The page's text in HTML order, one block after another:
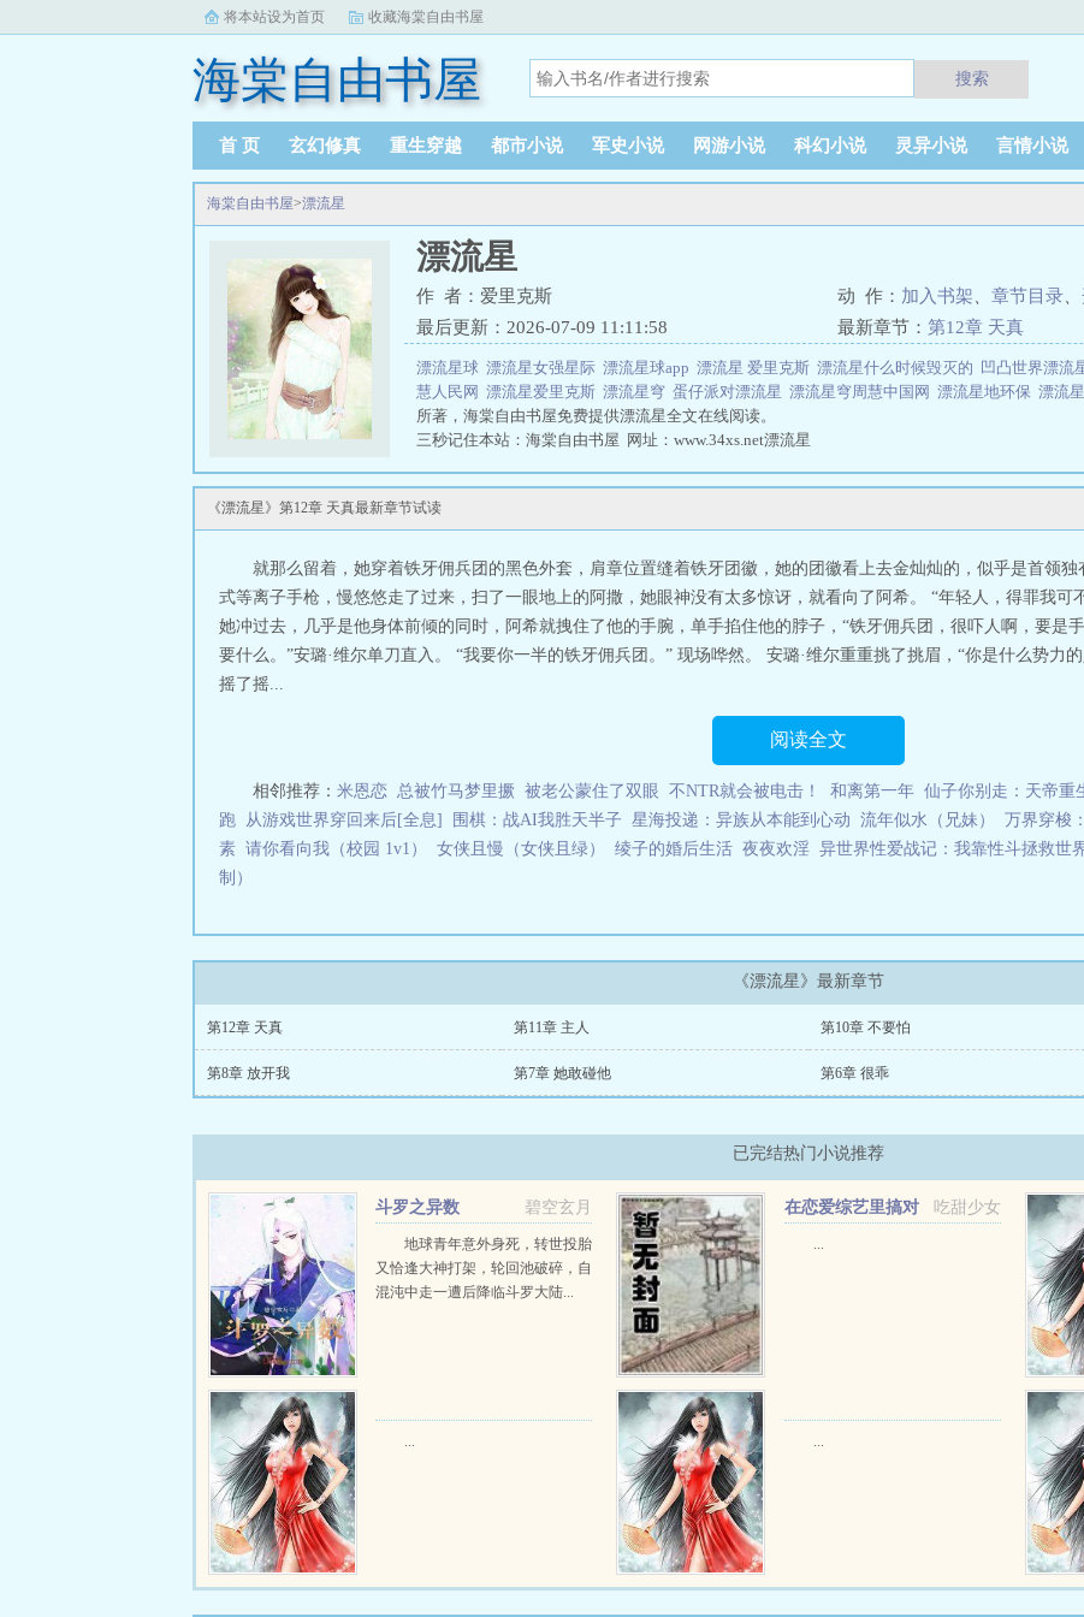
将本站设为首页 收藏海棠自由书屋
海棠自由书屋 搜索
首 页 玄幻修真 重生穿越 都市小说 军史小说 网游小说 科幻小说 灵异小说 言情小说
海棠自由书屋>漂流星
漂流星
作 者：爱里克斯 动 作： 加入书架 章节目录
最后更新：2026-07-09 11:11:58
最新章节： 第12章 天真
漂流星球 漂流星女强星际 漂流星球app 漂流星 爱里克斯 漂流星什么时候毁灭的 凹凸世界漂流
慧人民网 漂流星爱里克斯 漂流星穹 蛋仔派对漂流星 漂流星穹周慧中国网 漂流星地环保 漂流
所著，海棠自由书屋免费提供漂流星全文在线阅读。
三秒记住本站：海棠自由书屋 网址：www.34xs.net漂流星
《漂流星》第12章 天真最新章节试读
就那么留着，她穿着铁牙佣兵团的黑色外套，肩章位置缝着铁牙团徽，她的团徽看上去金灿灿的，似乎是首领
式等离子手枪，慢悠悠走了过来，扫了一眼地上的阿撒，她眼神没有太多惊讶，就看向了阿希。 “年轻人，得罪我可
她冲过去，几乎是他身体前倾的同时，阿希就拽住了他的手腕，单手掐住他的脖子，“铁牙佣兵团，很吓人啊，要是
要什么。”安璐·维尔单刀直入。 “我要你一半的铁牙佣兵团。” 现场哗然。 安璐·维尔重重挑了挑眉，“你是什么势力
摇了摇...
阅读全文
相邻推荐： 米恩恋 总被竹马梦里撅 被老公蒙住了双眼 不NTR就会被电击！ 和离第一年 仙子你别走：天帝重
跑 从游戏世界穿回来后[全息] 围棋：战AI我胜天半子 星海投递：异族从本能到心动 流年似水（兄妹） 万界穿梭
素 请你看向我（校园 1v1） 女侠且慢（女侠且绿） 绫子的婚后生活 夜夜欢淫 异世界性爱战记：我靠性斗拯救世
制）
《漂流星》最新章节
第12章 天真 第11章 主人 第10章 不要怕
第8章 放开我 第7章 她敢碰他 第6章 很乖
已完结热门小说推荐
碧空玄月
斗罗之异数
地球青年意外身死，转世投胎
又恰逢大神打架，轮回池破碎，自
混沌中走一遭后降临斗罗大陆...
吃甜少女
在恋爱综艺里搞对
...
... ...